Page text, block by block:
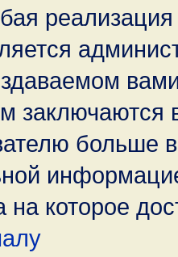
заключаются
больше
на которое